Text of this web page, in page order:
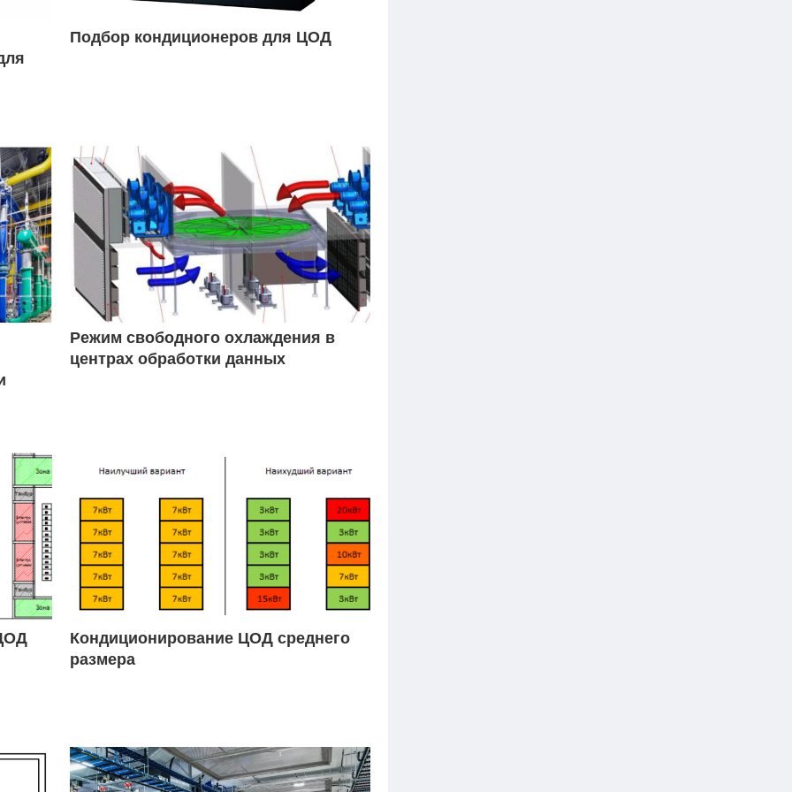
Подбор кондиционеров для ЦОД
Режим свободного охлаждения в
центрах обработки данных
Кондиционирование ЦОД среднего
размера